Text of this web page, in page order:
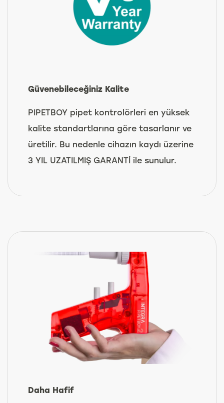
Güvenebileceğiniz Kalite
PIPETBOY pipet kontrolörleri en yüksek
kalite standartlarına göre tasarlanır ve
üretilir. Bu nedenle cihazın kaydı üzerine
3 YIL UZATILMIŞ GARANTİ ile sunulur.
Daha Hafif